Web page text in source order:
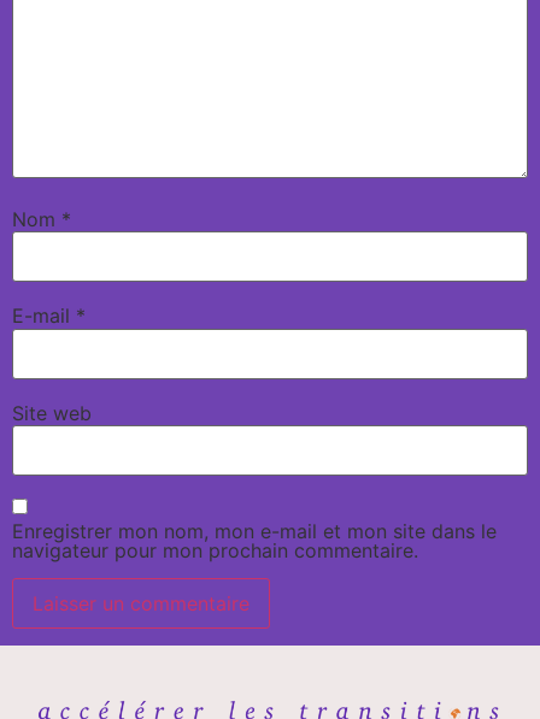
Nom *
E-mail *
Site web
Enregistrer mon nom, mon e-mail et mon site dans le
navigateur pour mon prochain commentaire.